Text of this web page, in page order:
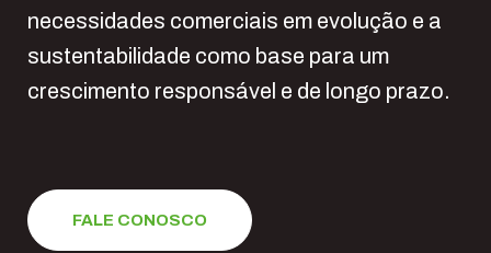
necessidades comerciais em evolução e a
sustentabilidade como base para um
crescimento responsável e de longo prazo.
FALE CONOSCO